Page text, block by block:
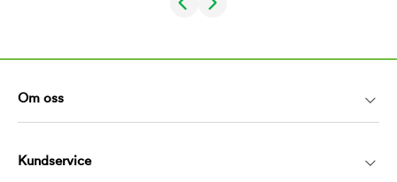
Om oss
Kundservice